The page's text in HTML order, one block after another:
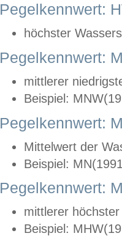
Pegelkennwert:
höchster
Pegelkennwert:
mittlerer
Beispiel:
Pegelkennwert:
Mittelwert der
Beispiel:
Pegelkennwert:
mittlerer
Beispiel: